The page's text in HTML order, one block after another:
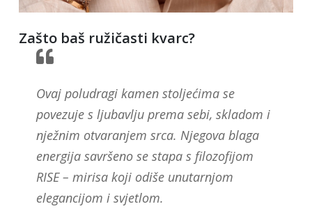
Zašto baš ružičasti kvarc?
Ovaj poludragi kamen stoljećima se
povezuje s ljubavlju prema sebi, skladom i
nježnim otvaranjem srca. Njegova blaga
energija savršeno se stapa s filozofijom
RISE – mirisa koji odiše unutarnjom
elegancijom i svjetlom.